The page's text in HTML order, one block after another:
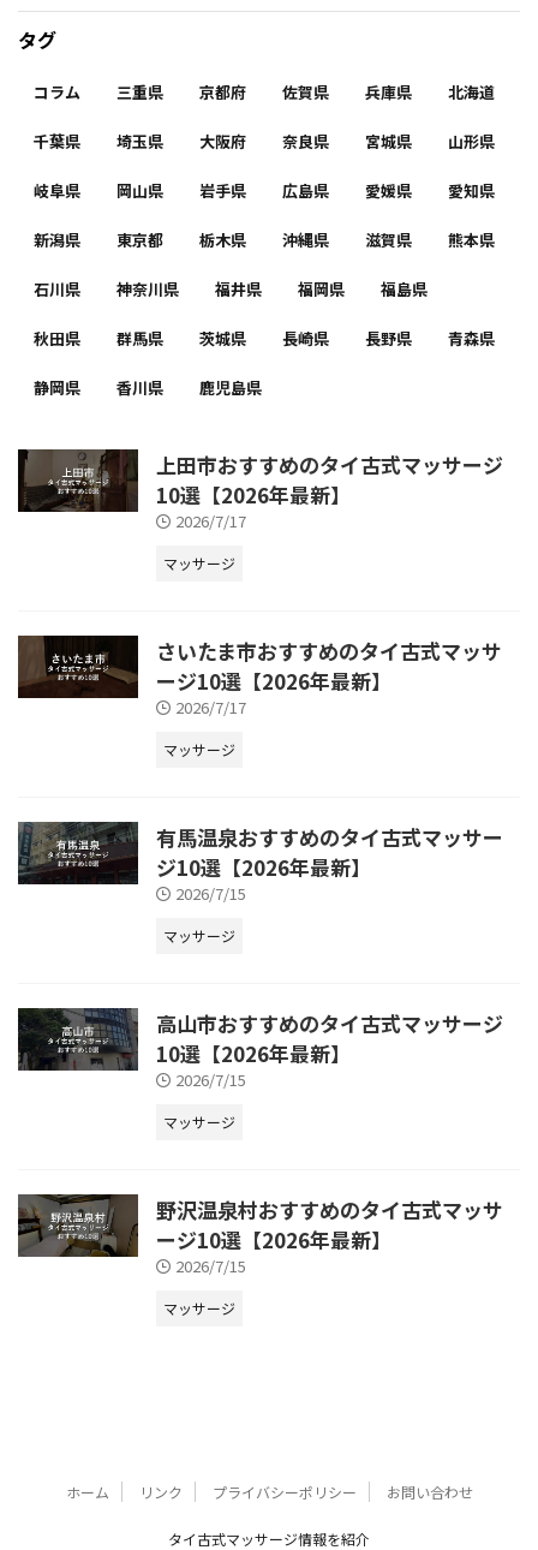
タグ
コラム 三重県 京都府 佐賀県 兵庫県 北海道
千葉県 埼玉県 大阪府 奈良県 宮城県 山形県
岐阜県 岡山県 岩手県 広島県 愛媛県 愛知県
新潟県 東京都 栃木県 沖縄県 滋賀県 熊本県
石川県 神奈川県 福井県 福岡県 福島県
秋田県 群馬県 茨城県 長崎県 長野県 青森県
静岡県 香川県 鹿児島県
上田市おすすめのタイ古式マッサージ
10選【2026年最新】
2026/7/17
マッサージ
さいたま市おすすめのタイ古式マッサ
ージ10選【2026年最新】
2026/7/17
マッサージ
有馬温泉おすすめのタイ古式マッサー
ジ10選【2026年最新】
2026/7/15
マッサージ
高山市おすすめのタイ古式マッサージ
10選【2026年最新】
2026/7/15
マッサージ
野沢温泉村おすすめのタイ古式マッサ
ージ10選【2026年最新】
2026/7/15
マッサージ
ホーム リンク プライバシーポリシー お問い合わせ
タイ古式マッサージ情報を紹介